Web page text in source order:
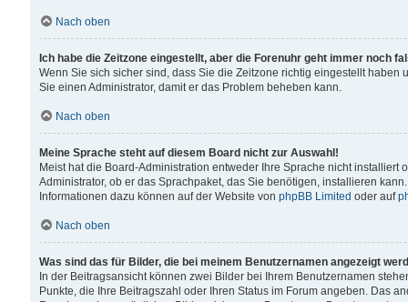
Nach oben
Ich habe die Zeitzone eingestellt, aber die Forenuhr geht immer noch
Wenn Sie sich sicher sind, dass Sie die Zeitzone richtig eingestellt
Sie einen Administrator, damit er das Problem beheben kann.
Nach oben
Meine Sprache steht auf diesem Board nicht zur Auswahl!
Meist hat die Board-Administration entweder Ihre Sprache nicht
Administrator, ob er das Sprachpaket, das Sie benötigen, installieren
Informationen dazu können auf der Website von phpBB Limited oder auf
Nach oben
Was sind das für Bilder, die bei meinem Benutzernamen angezeigt
In der Beitragsansicht können zwei Bilder bei Ihrem Benutzernamen
Punkte, die Ihre Beitragszahl oder Ihren Status im Forum angeben. Das